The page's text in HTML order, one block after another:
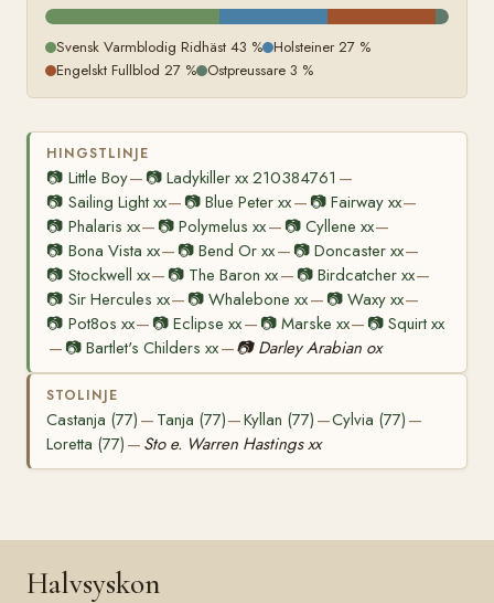
Svensk Varmblodig Ridhäst 43 % Holsteiner 27 %
Engelskt Fullblod 27 % Ostpreussare 3 %
HINGSTLINJE
📷 Little Boy— 📷Ladykiller xx 210384761 —
📷 Sailing Light xx— 📷Blue Peter xx— 📷 Fairway xx—
📷 Phalaris xx— 📷Polymelus xx— 📷 Cyllene xx—
📷 Bona Vista xx— 📷Bend Or xx— 📷 Doncaster xx—
📷 Stockwell xx— 📷 The Baron xx— 📷 Birdcatcher xx—
📷 Sir Hercules xx— 📷Whalebone xx— 📷 Waxy xx—
📷 Pot8os xx— 📷Eclipse xx— 📷 Marske xx— 📷 Squirt xx
— 📷Bartlet's Childers xx—📷 Darley Arabian ox
STOLINJE
Castanja (77) — Tanja (77)—Kyllan (77) —Cylvia (77) —
Loretta (77) — Sto e. Warren Hastings xx
Halvsyskon